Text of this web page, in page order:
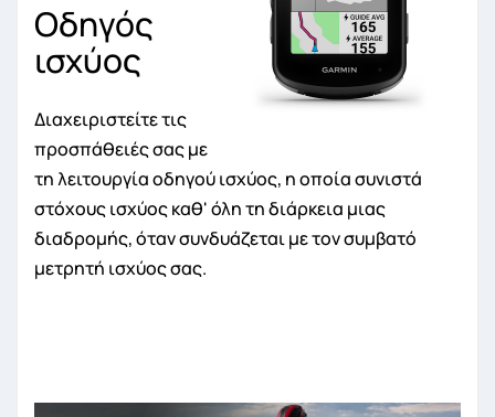
Οδηγός
ισχύος
Διαχειριστείτε τις
προσπάθειές σας με
τη λειτουργία οδηγού ισχύος, η οποία συνιστά
στόχους ισχύος καθ' όλη τη διάρκεια μιας
διαδρομής, όταν συνδυάζεται με τον συμβατό
μετρητή ισχύος σας.